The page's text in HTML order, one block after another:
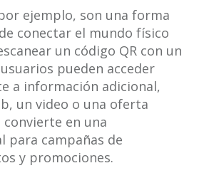
ejemplo, son una forma
conectar el mundo físico
un código QR con un
pueden acceder
a información adicional,
un video o una oferta
convierte en una
para campañas de
y promociones.